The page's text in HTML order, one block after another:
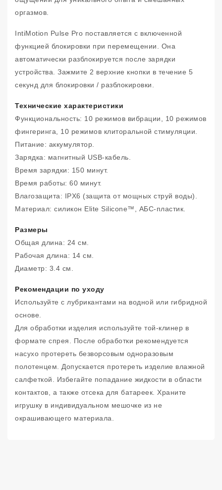
оргазмов.
IntiMotion Pulse Pro поставляется с включенной
функцией блокировки при перемещении. Она
автоматически разблокируется после зарядки
устройства. Зажмите 2 верхние кнопки в течение 5
секунд для блокировки / разблокировки.
Технические характеристики
Функциональность: 10 режимов вибрации, 10 режимов
фингеринга, 10 режимов клиторальной стимуляции.
Питание: аккумулятор.
Зарядка: магнитный USB-кабель.
Время зарядки: 150 минут.
Время работы: 60 минут.
Влагозащита: IPX6 (защита от мощных струй воды).
Материал: силикон Elite Silicone™, АБС-пластик.
Размеры
Общая длина: 24 см.
Рабочая длина: 14 см.
Диаметр: 3.4 см.
Рекомендации по уходу
Используйте с лубрикантами на водной или гибридной
основе.
Для обработки изделия используйте той-клинер в
формате спрея. После обработки рекомендуется
насухо протереть безворсовым одноразовым
полотенцем. Допускается протереть изделие влажной
салфеткой. Избегайте попадание жидкости в области
контактов, а также отсека для батареек. Храните
игрушку в индивидуальном мешочке из не
окрашивающего материала.